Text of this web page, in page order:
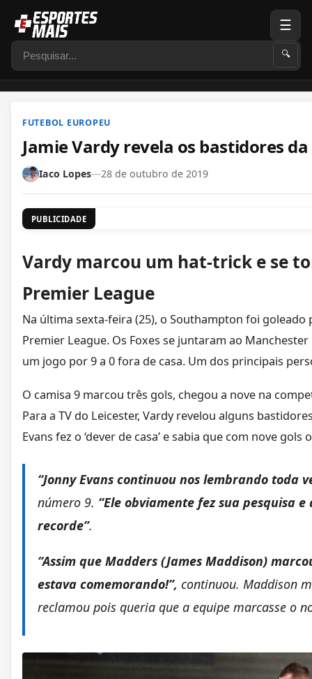
Pesquisar 🔍
☰
FUTEBOL EUROPEU
Jamie Vardy revela os bastidores
Iaco Lopes—28 de outubro de 2019
PUBLICIDADE
Vardy marcou um hat-trick e se
Premier League
Na última sexta-feira (25), o Southampton foi goleado
Premier League. Os Foxes se juntaram ao
um jogo por 9 a 0 fora de casa. Um dos principais
O camisa 9 marcou três gols, chegou a nove na
Para a TV do Leicester, Vardy revelou alguns
Evans fez o ‘dever de casa’ e sabia que com nove
“Jonny Evans continuou nos lembrando toda
número 9. “Ele obviamente fez sua pesquisa
recorde”.
“Assim que Madders (James Maddison)
estava comemorando!”, continuou. Maddison
reclamou pois queria que a equipe marcasse o